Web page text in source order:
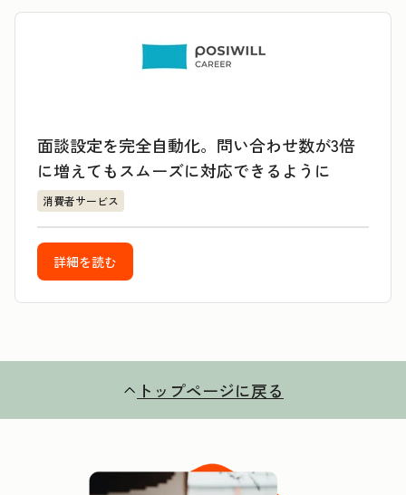
面談設定を完全自動化。問い合わせ数が3倍
に増えてもスムーズに対応できるように
消費者サービス
詳細を読む
トップページに戻る